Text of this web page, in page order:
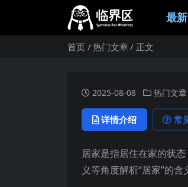
最新
首页 热门文章 正文
2025-08-08 热门文章
详情介绍 常
居家是指居住在家的状
义等角度解析“居家”的